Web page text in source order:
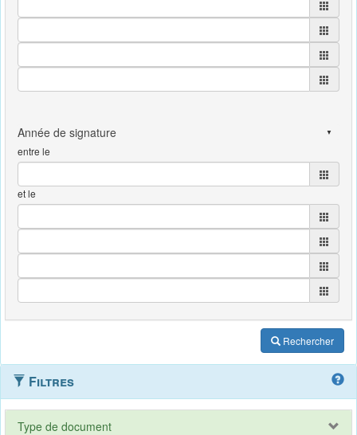
entre le
et le
Rechercher
Filtres
Type de document